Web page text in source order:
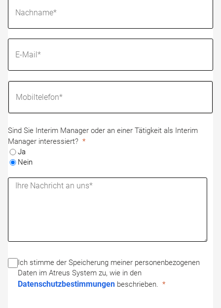
Sind Sie Interim Manager oder an einer Tätigkeit als Interim
Manager interessiert?
Ja
Nein
Ich stimme der Speicherung meiner personenbezogenen
Daten im Atreus System zu, wie in den
Datenschutzbestimmungen beschrieben.